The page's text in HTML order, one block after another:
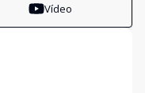
Vídeo